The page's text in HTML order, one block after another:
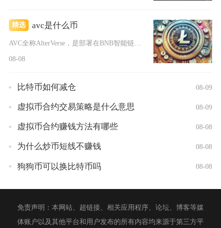
精选 avc是什么币
AVC全称AlterVerse，是部署在BNB智能链上的BE...
08-08
比特币如何减仓 08-09
虚拟币合约交易策略是什么意思 08-09
虚拟币合约赚钱方法有哪些 08-08
为什么炒币短线不赚钱 08-08
狗狗币可以换比特币吗 08-08
免责声明：本网站、超链接、相关应用程序、论坛、博客等媒
体账户以及其他平台和用户发布的所有内容均来源于第三方平